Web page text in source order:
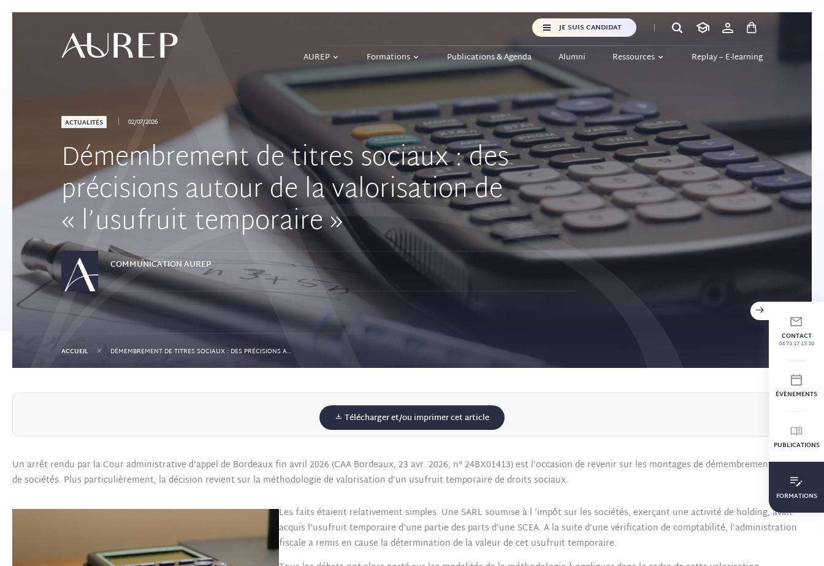
CONTACT
04 73 17 15 10
ÉVÈNEMENTS
PUBLICATIONS
FORMATIONS
JE SUIS CANDIDAT
AUREP Formations Publications & Agenda Alumni Ressources Replay – E-learning
ACTUALITÉS 02/07/2026
Démembrement de titres sociaux : des
précisions autour de la valorisation de
« l’usufruit temporaire »
COMMUNICATIONAUREP
ACCUEIL + DÉMEMBREMENT DE TITRES SOCIAUX : DES PRÉCISIONS AUTOUR DE LA VALORISATION DE « L’USUFRUIT TEMPORAIRE »
Télécharger et/ou imprimer cet article
Un arrêt rendu par la Cour administrative d’appel de Bordeaux fin avril 2026 (CAA Bordeaux, 23 avr. 2026, n° 24BX01413) est l’occasion de revenir sur les montages de démembrement de titres
de sociétés. Plus particulièrement, la décision revient sur la méthodologie de valorisation d’un usufruit temporaire de droits sociaux.
Les faits étaient relativement simples. Une SARL soumise à l ‘impôt sur les sociétés, exerçant une activité de holding, avait
acquis l’usufruit temporaire d’une partie des parts d’une SCEA. A la suite d’une vérification de comptabilité, l’administration
fiscale a remis en cause la détermination de la valeur de cet usufruit temporaire.